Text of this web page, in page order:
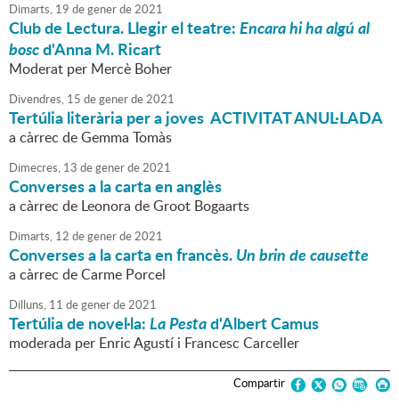
Dimarts, 19 degenerde2021
Club de Lectura. Llegir el teatre:Encara hi ha algú al
boscd'Anna M. Ricart
Moderat per Mercè Boher
Divendres, 15 degenerde2021
Tertúlia literària per a joves ACTIVITAT ANUL·LADA
a càrrec de Gemma Tomàs
Dimecres, 13 degenerde2021
Converses a la carta en anglès
a càrrec de Leonora de Groot Bogaarts
Dimarts, 12 degenerde2021
Converses a la carta en francès.Un brin de causette
a càrrec de Carme Porcel
Dilluns, 11 degenerde2021
Tertúlia de novel·la:La Pestad'Albert Camus
moderada per Enric Agustí i Francesc Carceller
Compartir